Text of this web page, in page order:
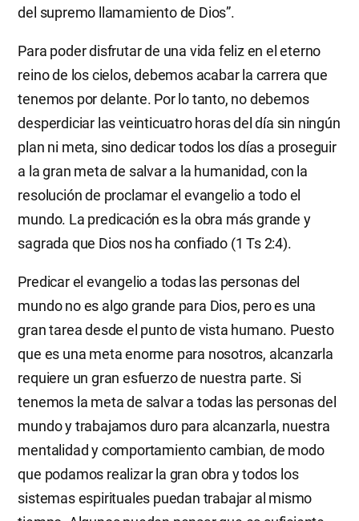
del supremo llamamiento de Dios”.
Para poder disfrutar de una vida feliz en el eterno
reino de los cielos, debemos acabar la carrera que
tenemos por delante. Por lo tanto, no debemos
desperdiciar las veinticuatro horas del día sin ningún
plan ni meta, sino dedicar todos los días a proseguir
a la gran meta de salvar a la humanidad, con la
resolución de proclamar el evangelio a todo el
mundo. La predicación es la obra más grande y
sagrada que Dios nos ha confiado (1 Ts 2:4).
Predicar el evangelio a todas las personas del
mundo no es algo grande para Dios, pero es una
gran tarea desde el punto de vista humano. Puesto
que es una meta enorme para nosotros, alcanzarla
requiere un gran esfuerzo de nuestra parte. Si
tenemos la meta de salvar a todas las personas del
mundo y trabajamos duro para alcanzarla, nuestra
mentalidad y comportamiento cambian, de modo
que podamos realizar la gran obra y todos los
sistemas espirituales puedan trabajar al mismo